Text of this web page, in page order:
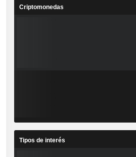
Criptomonedas
Tipos de interés